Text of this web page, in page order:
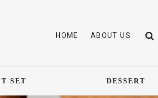
HOME ABOUT US
SET DESSERT